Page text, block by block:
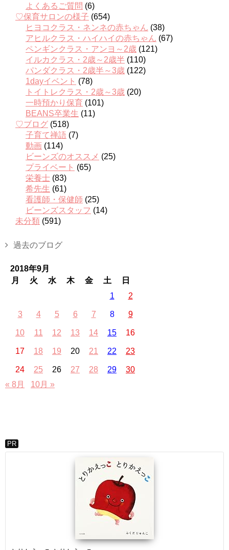
よくあるご質問 (6)
♡保育サロンの様子 (654)
ヒヨコクラス・ネンネの赤ちゃん (38)
アヒルクラス・ハイハイの赤ちゃん (67)
ペンギンクラス・アンヨ～2歳 (121)
イルカクラス・2歳～2歳半 (110)
パンダクラス・2歳半～3歳 (122)
1dayイベント (78)
トイトレクラス・2歳～3歳 (20)
一時預かり保育 (101)
BEANS卒業生 (11)
♡ブログ (518)
子育て禅語 (7)
動画 (114)
ビーンズのオススメ (25)
プライベート (65)
栄養士 (83)
希先生 (61)
看護師・保健師 (25)
ビーンズスタッフ (14)
未分類 (591)
過去のブログ
2018年9月
月
火 水 木 金 土
日
1
2
3 4 5 6 7 8 9
10 11 12 13 14 15 16
17 18 19 20 21 22 23
24 25 26 27 28 29
30
« 8月
10月 »
PR